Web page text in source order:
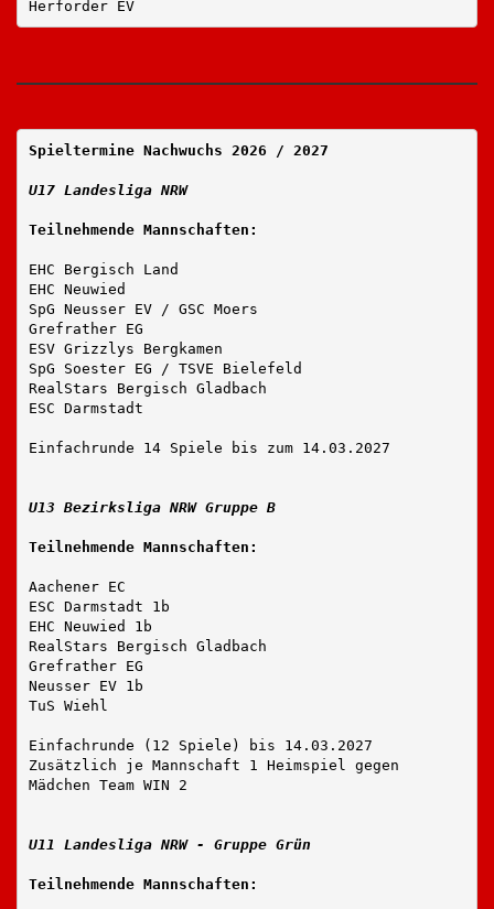
Herforder EV
Spieltermine Nachwuchs 2026 / 2027
U17 Landesliga NRW
Teilnehmende Mannschaften:
EHC Bergisch Land
EHC Neuwied
SpG Neusser EV / GSC Moers
Grefrather EG
ESV Grizzlys Bergkamen
SpG Soester EG / TSVE Bielefeld
RealStars Bergisch Gladbach
ESC Darmstadt
Einfachrunde 14 Spiele bis zum 14.03.2027
U13 Bezirksliga NRW Gruppe B
Teilnehmende Mannschaften:
Aachener EC
ESC Darmstadt 1b
EHC Neuwied 1b
RealStars Bergisch Gladbach
Grefrather EG
Neusser EV 1b
TuS Wiehl
Einfachrunde (12 Spiele) bis 14.03.2027
Zusätzlich je Mannschaft 1 Heimspiel gegen
Mädchen Team WIN 2
U11 Landesliga NRW - Gruppe Grün
Teilnehmende Mannschaften: